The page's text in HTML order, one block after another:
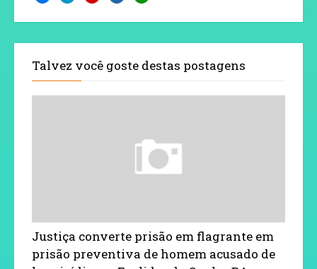
Talvez você goste destas postagens
Justiça converte prisão em flagrante em
prisão preventiva de homem acusado de